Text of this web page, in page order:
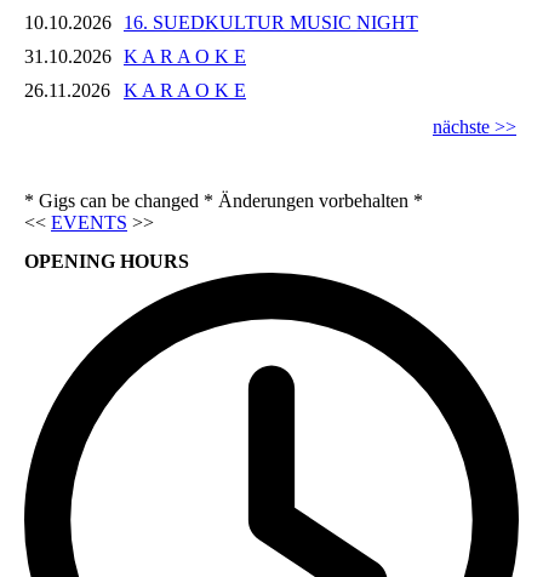
10.10.2026
16. SUEDKULTUR MUSIC NIGHT
31.10.2026 K A R A O K E
26.11.2026
K A R A O K E
nächste >>
* Gigs can be changed * Änderungen vorbehalten *
<< EVENTS >>
OPENING HOURS